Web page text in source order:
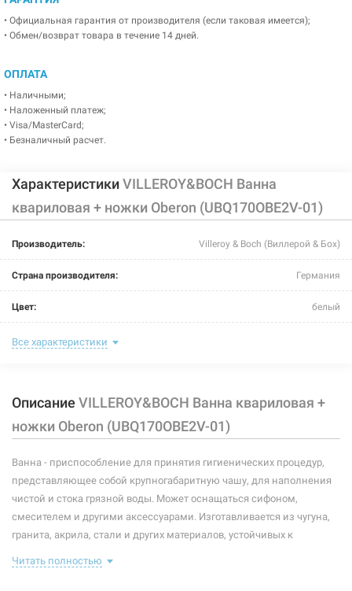
• Официальная гарантия от производителя (если таковая имеется);
• Обмен/возврат товара в течение 14 дней.
ОПЛАТА
• Наличными;
• Наложенный платеж;
• Visa/MasterCard;
• Безналичный расчет.
ХарактеристикиVILLEROY&BOCH Ванна
квариловая + ножки Oberon (UBQ170OBE2V-01)
Производитель: Villeroy & Boch (Виллерой & Бох)
Страна производителя: Германия
Цвет: белый
Комплектация:
Объем: 135 л
Размер:
Тип монтажа: пристенный
Форма: прямоугольная
Материал:
Все характеристики
Описание VILLEROY&BOCH Ванна квариловая +
ножки Oberon (UBQ170OBE2V-01)
Ванна - приспособление для принятия гигиенических процедур,
представляющее собой крупногабаритную чашу, для наполнения
чистой и стока грязной воды. Может оснащаться сифоном,
смесителем и другими аксессуарами. Изготавливается из чугуна,
гранита, акрила, стали и других материалов, устойчивых к
Читать полностью